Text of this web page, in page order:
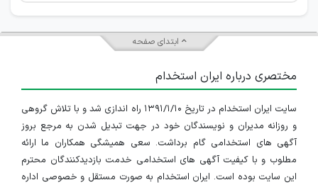
ابتدای صفحه
مختصری درباره ایران استخدام
سایت ایران استخدام در تاریخ ۱۳۹۱/۱/۱۰ راه اندازی شد و با تلاش گروهی
و روزانه مدیران و نویسندگان خود در جهت تبدیل شدن به مرجع بروز
آگهی های استخدامی گام برداشت. سعی همیشگی همکاران ما ارائه
مطلوب و با کیفیت آگهی های استخدامی خدمت بازدیدکنندگان محترم
این سایت بوده است. ایران استخدام به صورت مستقل و خصوصی اداره